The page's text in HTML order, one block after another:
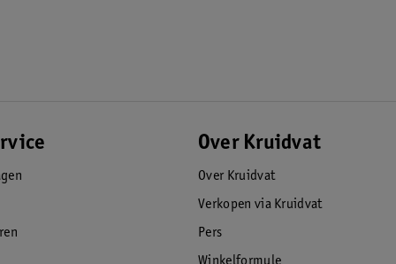
maten S, M, L en XL voor een
Over Kruidvat
Over Kruidvat
Verkopen via Kruidvat
Pers